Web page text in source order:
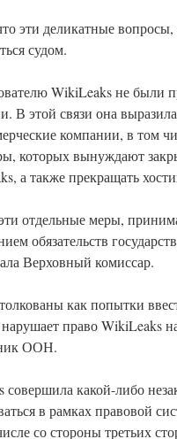
эти деликатные
судом.
WikiLeaks не были
В этой связи она
компании, в том
которых вынуждают
а также прекращать
отдельные меры,
обязательств
Верховный комиссар.
как попытки
право WikiLeaks
ООН.
какой-либо
в рамках правовой
со стороны третьих